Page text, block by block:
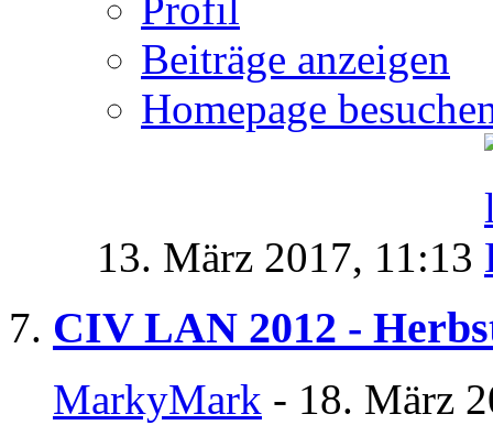
Beiträge anzeigen
Homepage
13. März 2017, 11:13
CIV LAN 2012 -
MarkyMark - 18. März